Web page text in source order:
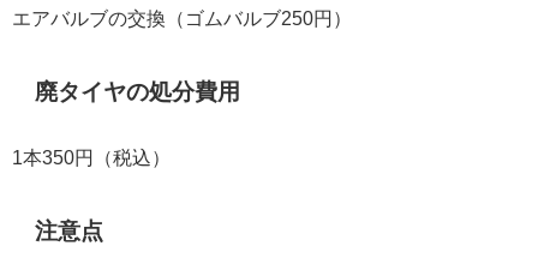
エアバルブの交換（ゴムバルブ250円）
廃タイヤの処分費用
1本350円（税込）
注意点